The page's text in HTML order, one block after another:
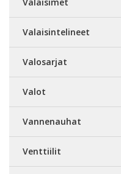
Valaisintelineet
Valosarjat
Valot
Vannenauhat
Venttiilit